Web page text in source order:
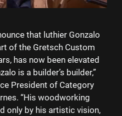
that luthier Gonzalo
of the Gretsch Custom
has now been elevated
is a builder’s builder,”
President of Category
“His woodworking
only by his artistic vision,